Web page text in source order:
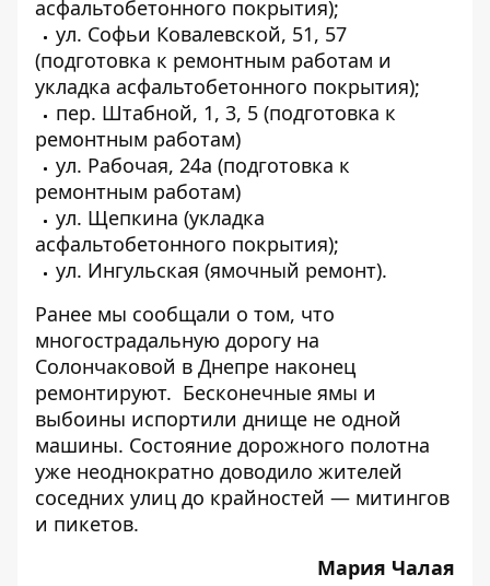
асфальтобетонного покрытия);
ул. Софьи Ковалевской, 51, 57
(подготовка к ремонтным работам и
укладка асфальтобетонного покрытия);
пер. Штабной, 1, 3, 5 (подготовка к
ремонтным работам)
ул. Рабочая, 24а (подготовка к
ремонтным работам)
ул. Щепкина (укладка
асфальтобетонного покрытия);
ул. Ингульская (ямочный ремонт).
Ранее мы сообщали о том, что
многострадальную дорогу на
Солончаковой в Днепре наконец
ремонтируют. Бесконечные ямы и
выбоины испортили днище не одной
машины. Состояние дорожного полотна
уже неоднократно доводило жителей
соседних улиц до крайностей — митингов
и пикетов.
Мария Чалая